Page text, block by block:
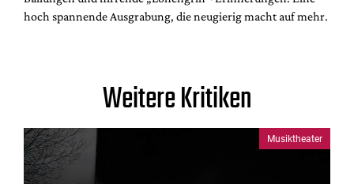
hoch spannende Ausgrabung, die neugierig macht auf mehr.
Weitere Kritiken
Musiktheater